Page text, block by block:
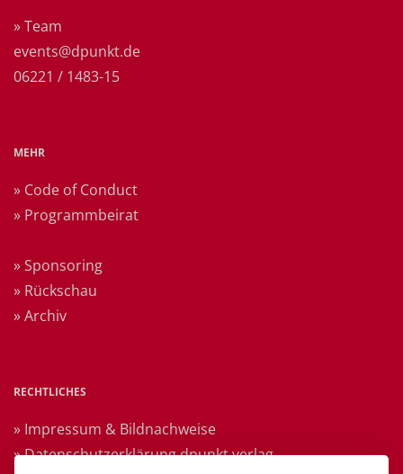
» Team
events@dpunkt.de
06221 / 1483-15
MEHR
» Code of Conduct
» Programmbeirat
» Sponsoring
» Rückschau
» Archiv
RECHTLICHES
» Impressum & Bildnachweise
» Datenschutzerklärung dpunkt.verlag